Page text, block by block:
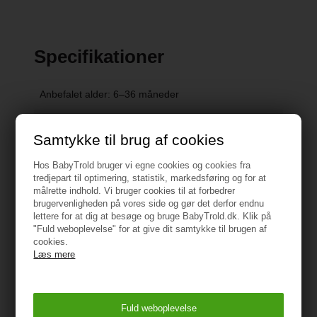
Samtykke til brug af cookies
Hos BabyTrold bruger vi egne cookies og cookies fra
tredjepart til optimering, statistik, markedsføring og for at
målrette indhold. Vi bruger cookies til at forbedrer
brugervenligheden på vores side og gør det derfor endnu
lettere for at dig at besøge og bruge BabyTrold.dk. Klik på
"Fuld weboplevelse" for at give dit samtykke til brugen af
cookies.
Læs mere
Specifikationer
Anbefalet alder: 6–36 måneder
Maks. belastning af indkøbskurv: 2.0 kg.
Vægt: 7.5 kg
Vægt inkl. emballage
Sammenklappede mål :99 x 22 x 17.8 cm
Sørg for, at alle låsemekanismer er låst, før